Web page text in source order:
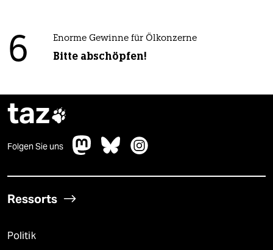
6 Enorme Gewinne für Ölkonzerne
Bitte abschöpfen!
taz
Folgen Sie uns
Ressorts
Politik